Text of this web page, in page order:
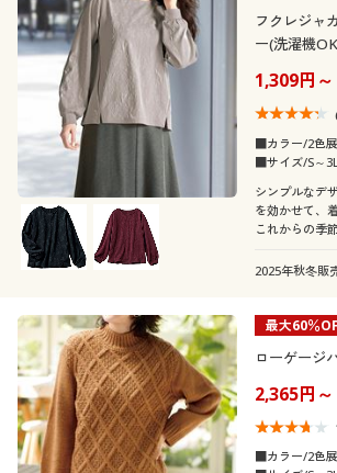
フクレジャ
ー(洗濯機
1,309円～
■カラー/2色
■サイズ/S～3L
シンプルなデ
を効かせて、
これからの季
2025年秋冬販
最大60％
ローゲージ
2,365円～
■カラー/2色